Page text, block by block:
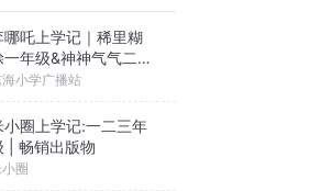
哪吒上学记｜稀里糊
一年级&神神气气二年
海小学广播站
小圈上学记:一二三年
| 畅销出版物
小圈